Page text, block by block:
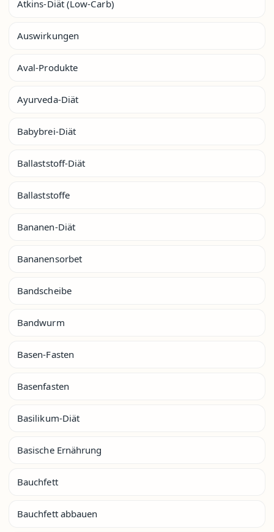
Atkins-Diät (Low-Carb)
Auswirkungen
Aval-Produkte
Ayurveda-Diät
Babybrei-Diät
Ballaststoff-Diät
Ballaststoffe
Bananen-Diät
Bananensorbet
Bandscheibe
Bandwurm
Basen-Fasten
Basenfasten
Basilikum-Diät
Basische Ernährung
Bauchfett
Bauchfett abbauen